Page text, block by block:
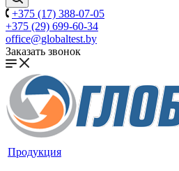
+375 (17) 388-07-05
+375 (29) 699-60-34
office@globaltest.by
Заказать звонок
Продукция